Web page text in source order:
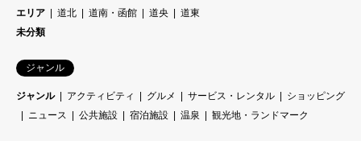
エリア 道北 道南・函館 道央
道東
未分類
ジャンル
ジャンル アクティビティ グルメ サービス・レンタル
ショッピング
ニュース
公共施設 宿泊施設 温泉 観光地・ランドマーク